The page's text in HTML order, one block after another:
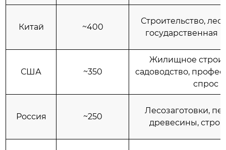
Китай ~400
Строительство,
государственная
США ~350
Жилищное
садоводство,
спрос
Россия ~250
Лесозаготовки,
древесины,